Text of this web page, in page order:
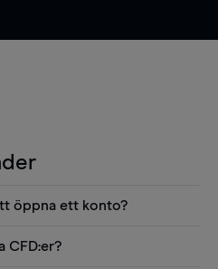
öppna ett konto?
CFD:er?